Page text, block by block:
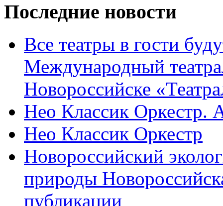
Последние новости
Все театры в гости
Международный
Новороссийске
Нео Классик Оркестр.
Нео Классик Оркестр
Новороссийский
природы
публикации